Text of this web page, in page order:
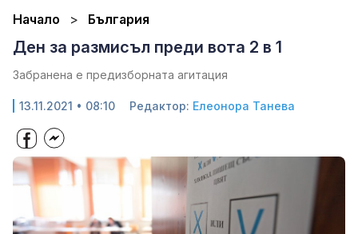
Начало България
Ден за размисъл преди вота 2 в 1
Забранена е предизборната агитация
13.11.2021 • 08:10 Редактор: Елеонора Танева